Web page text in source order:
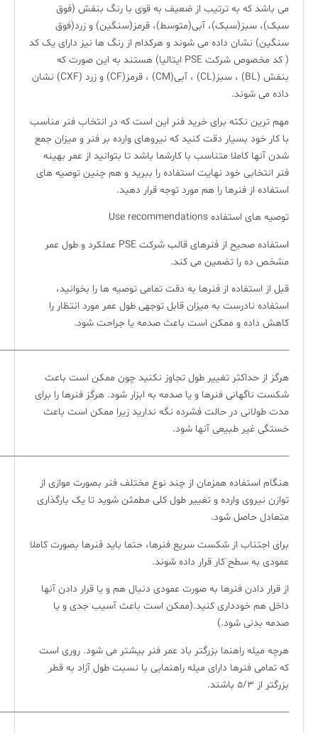
می باشد که به ترتیب از ضعیف به قوی با رنگ بنفش (فوق
سبک)، سبز(سبک)، آبی(متوسط)، قرمز(سنگین) و زرد(فوق
سنگین) نشان داده می شوند و هرکدام از رنگ ها نیز دارای یک کد
( کد مخصوص شرکت PSE ایتالیا) هستند به این صورت که
بنفش (BL) ، سبز(CL) ، آبی(CM) ، قرمز(CF) و زرد (CXF) نشان
داده می شوند.
مهم ترین نکته برای خرید فنر این است که در انتخاب فنر مناسب
با کار خود بسیار دقت کنید که نیروهای وارده بر فنر و میزان جمع
شدن آنها کاملا متناسب با کارشما باشد تا بتوانید از عمر بهینه
فنر انتخابی خود نهایت استفاده را ببرید و هم چنین توصیه های
استفاده از فنرها را هم مورد توجه قرار دهید.
توصیه های استفاده Use recommendations
استفاده صحیح از فنرهای قالب شرکت PSE عملکرد و طول عمر
مشخص ده را تضمین می کند.
قبل از استفاده از فنرها به دقت تمامی توصیه ها را بخوانید،
استفاده نادرست به میزان قابل توجهی طول عمر مورد انتظار را
کاهش داده و ممکن است باعث صدمه یا جراحت شود.
هرگز از حداکثر تغییر طول تجاوز نکنید چون ممکن است باعث
شکست ناگهانی فنرها و یا صدمه به ابزار شود. هرگز فنرها را برای
مدت طولانی در حالت فشرده نگه ندارید زیرا ممکن است باعث
خستگی غیر طبیعی آنها شود.
هنگام استفاده همزمان از چند نوع مختلف فنر بصورت موازی از
توازن نیروی وارده و تغییر طول کلی مطمئن شوید تا یک بارگذاری
متعادل حاصل شود.
برای اجتناب از شکست سریع فنرها، حتما باید فنرها بصورت کاملا
عمودی به سطح کار قرار داده شوند.
از قرار دادن فنرها به صورت عمودی دنبال هم و یا قرار دادن آنها
داخل هم خودداری کنید.(ممکن است باعث آسیب جدی و یا
صدمه بدنی شود.)
هرچه میله راهنما بزرگتر باد عمر فنر بیشتر می شود. روری است
که تمامی فنرها دارای میله راهنمایی با نسبت طول آزاد به قطر
بزرگتر از ۵/۳ باشند.